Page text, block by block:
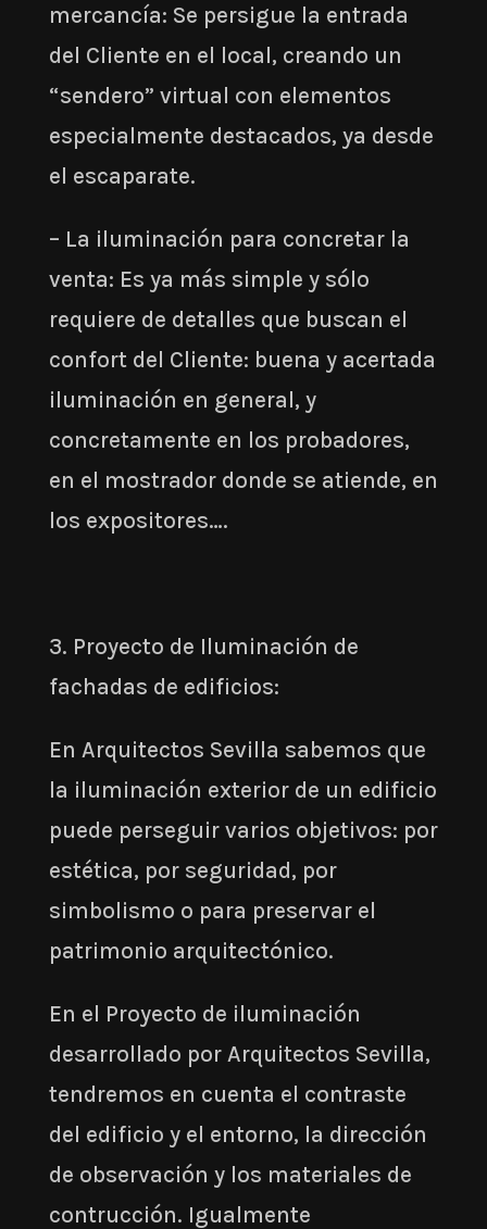
mercancía: Se persigue la entrada
del Cliente en el local, creando un
“sendero” virtual con elementos
especialmente destacados, ya desde
el escaparate.
– La iluminación para concretar la
venta: Es ya más simple y sólo
requiere de detalles que buscan el
confort del Cliente: buena y acertada
iluminación en general, y
concretamente en los probadores,
en el mostrador donde se atiende, en
los expositores….
3. Proyecto de Iluminación de
fachadas de edificios:
En Arquitectos Sevilla sabemos que
la iluminación exterior de un edificio
puede perseguir varios objetivos: por
estética, por seguridad, por
simbolismo o para preservar el
patrimonio arquitectónico.
En el Proyecto de iluminación
desarrollado por Arquitectos Sevilla,
tendremos en cuenta el contraste
del edificio y el entorno, la dirección
de observación y los materiales de
contrucción. Igualmente